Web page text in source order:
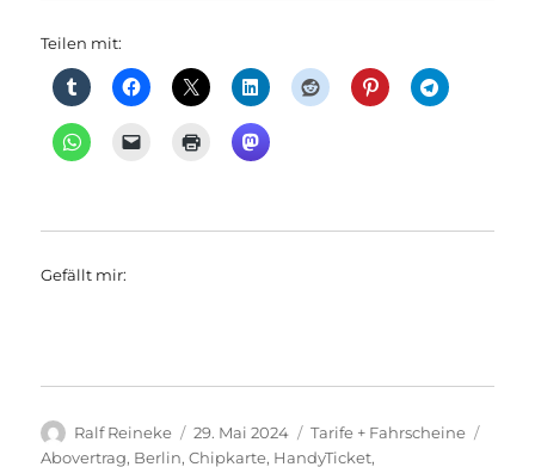
Teilen mit:
Gefällt mir:
Autor
Ralf Reineke
Veröffentlicht
am
29. Mai 2024 Kategorien
Tarife + Fahrscheine
Abovertrag, Berlin,Chipkarte, HandyTicket,